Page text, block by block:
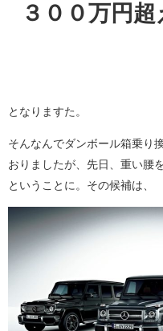
３００万円
となりますた。
そんなんでダンボール箱乗り
おりましたが、先日、重い腰
ということに。その候補は、